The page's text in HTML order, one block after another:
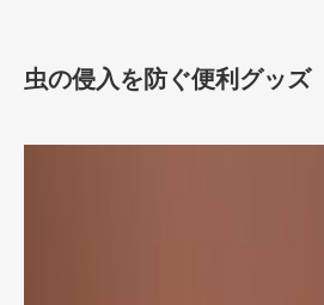
虫の侵入を防ぐ便利グッズ